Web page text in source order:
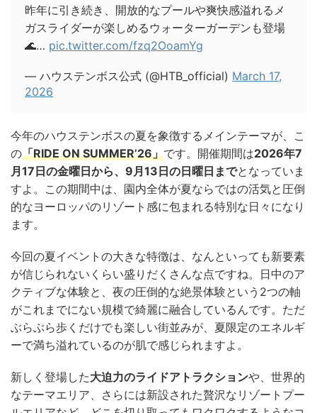
昨年に引き続き、開放的なプールや爽快感溢れるメ
ガスライダーが楽しめるウォーターガーデンも登場
🌊… pic.twitter.com/fzq2OoamYg
— ハウステンボス公式 (@HTB_official) March 17,
2026
今年のハウステンボスの夏を象徴するメインテーマが、こ
の「RIDE ON SUMMER’26」です。開催期間は2026年7
月17日の金曜日から、9月13日の日曜日までとなっていま
すよ。この期間中は、園内全体が夏ならではの活気と圧倒
的なヨーロッパのリゾート感に包まれる特別な日々になり
ます。
今回の夏イベントの大きな特徴は、なんといっても新要素
が信じられないくらい盛りだくさんな点ですね。日中のア
クティブな体験と、夜の圧倒的な絶景体験という2つの軸
がこれまでにない規模で綺麗に融合しているんです。ただ
ぶらぶら歩くだけでも楽しい街並みが、夏限定のエネルギ
ーで満ち溢れているのが肌で感じられますよ。
新しく登場した大迫力のライドアトラクションや、世界的
なテーマエリア、さらには新設された贅沢なリゾートプー